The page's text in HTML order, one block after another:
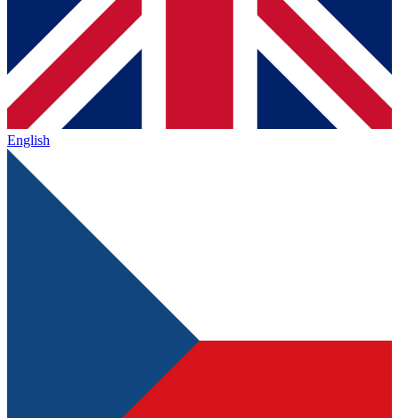
English